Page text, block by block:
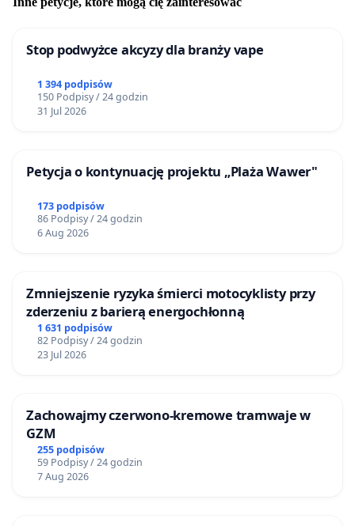
Stop podwyżce akcyzy dla branży vape
1 394 podpisów
150 Podpisy / 24 godzin
31 Jul 2026
Petycja o kontynuację projektu „Plaża Wawer"
173 podpisów
86 Podpisy / 24 godzin
6 Aug 2026
Zmniejszenie ryzyka śmierci motocyklisty przy
zderzeniu z barierą energochłonną
1 631 podpisów
82 Podpisy / 24 godzin
23 Jul 2026
Zachowajmy czerwono-kremowe tramwaje w
GZM
255 podpisów
59 Podpisy / 24 godzin
7 Aug 2026